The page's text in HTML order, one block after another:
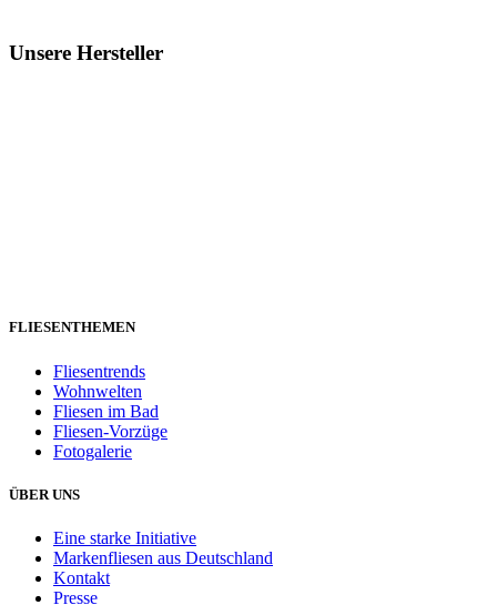
Unsere Hersteller
FLIESENTHEMEN
Fliesentrends
Wohnwelten
Fliesen im Bad
Fliesen-Vorzüge
Fotogalerie
ÜBER UNS
Eine starke Initiative
Markenfliesen aus Deutschland
Kontakt
Presse